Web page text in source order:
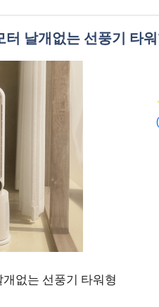
터 날개없는 선풍기 타
없는 선풍기 타워형